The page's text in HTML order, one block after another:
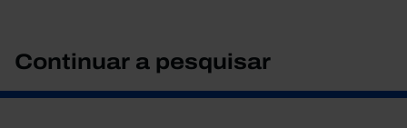
Continuar a pesquisar